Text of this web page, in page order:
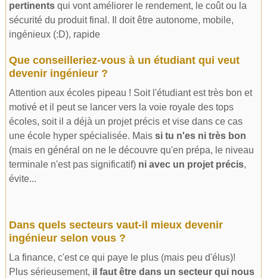
pertinentsqui vont améliorer le rendement, le coût ou la
sécurité du produit final. Il doit être autonome, mobile,
ingénieux (:D), rapide
Que conseilleriez-vous à un étudiant qui veut
devenir ingénieur ?
Attention aux écoles pipeau ! Soit l'étudiant est très bon et
motivé et il peut se lancer vers la voie royale des tops
écoles, soit il a déjà un projet précis et vise dans ce cas
une école hyper spécialisée. Mais si tu n'es ni très bon
(mais en général on ne le découvre qu'en prépa, le niveau
terminale n'est pas significatif)ni avec un projet précis,
évite...
Dans quels secteurs vaut-il mieux devenir
ingénieur selon vous ?
La finance, c'est ce qui paye le plus (mais peu d'élus)!
Plus sérieusement, il faut être dans un secteur qui nous